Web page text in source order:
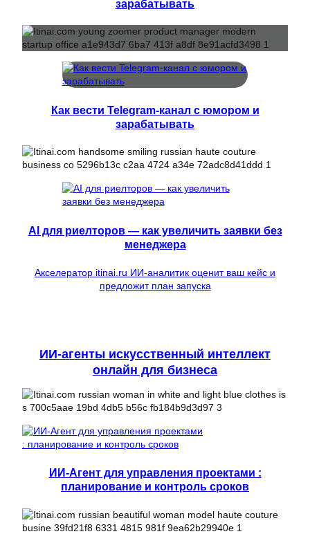
зарабатывать
Как вести Telegram-канал с юмором и
зарабатывать
AI для риелторов — как увеличить заявки без
менеджера
Акселератор itinai.ru ИИ-аналитик оценит ваш кейс и
предложит план запуска
ИИ-агенты искусственный интеллект
онлайн для бизнеса
ИИ-Агент для управления проектами :
планирование и контроль сроков